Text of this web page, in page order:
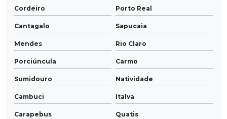
Cordeiro Porto Real
Cantagalo Sapucaia
Mendes Rio Claro
Porciúncula Carmo
Sumidouro Natividade
Cambuci Italva
Carapebus Quatis